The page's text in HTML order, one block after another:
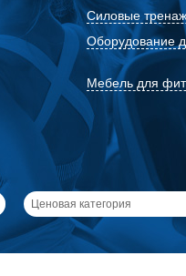
Силовые
Оборудование
Мебель для
Ценовая категория